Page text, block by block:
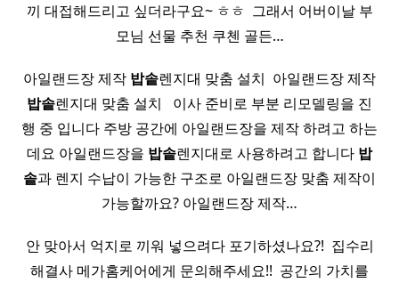
끼 대접해드리고 싶더라구요~ ㅎㅎ ​ 그래서 어버이날 부
모님 선물 추천 쿠첸 골든…
아일랜드장 제작 밥솥렌지대 맞춤 설치 ​ 아일랜드장 제작
밥솥렌지대 맞춤 설치 ​ ​ 이사 준비로 부분 리모델링을 진
행 중 입니다 주방 공간에 아일랜드장을 제작 하려고 하는
데요 아일랜드장을 밥솥렌지대로 사용하려고 합니다 밥
솥과 렌지 수납이 가능한 구조로 아일랜드장 맞춤 제작이
가능할까요? 아일랜드장 제작…
안 맞아서 억지로 끼워 넣으려다 포기하셨나요?! ​ 집수리
해결사 메가홈케어에게 문의해주세요!! ​ 공간의 가치를